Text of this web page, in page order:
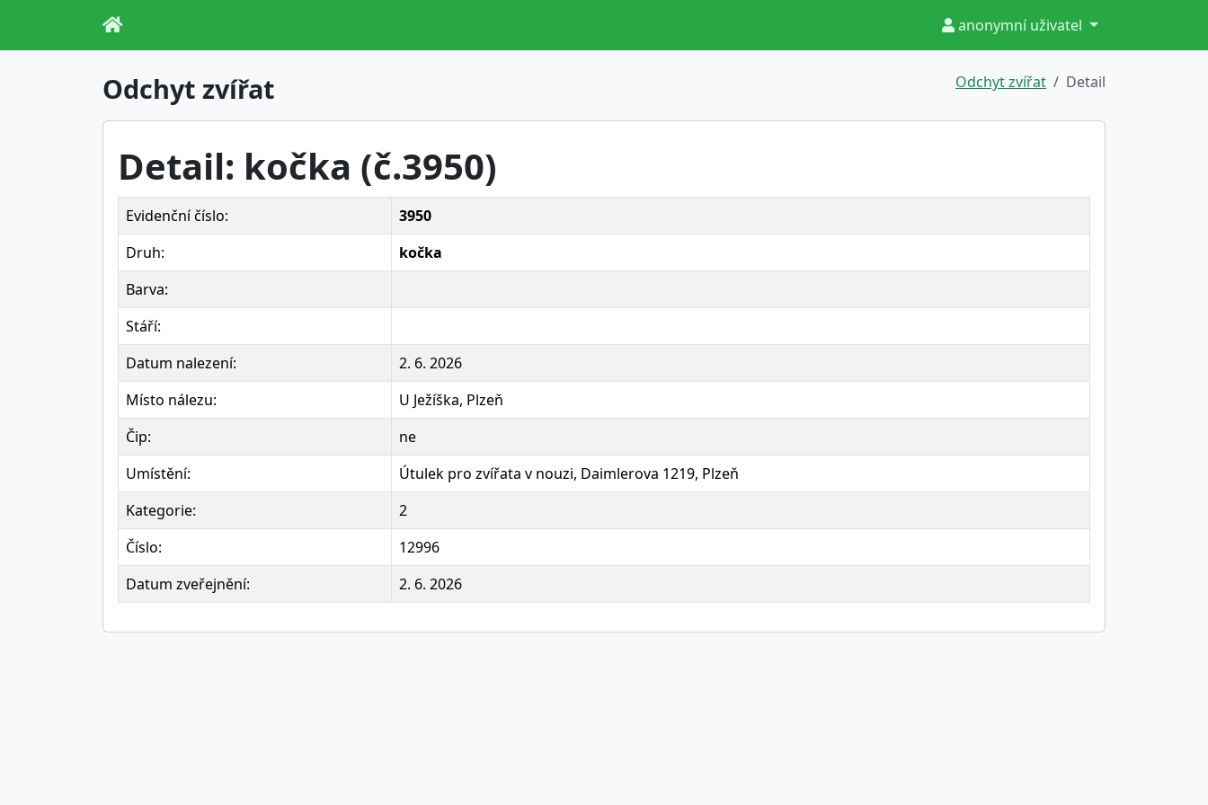
anonymní uživatel
Odchyt zvířat Odchyt zvířat Detail
Detail: kočka (č.3950)
Evidenční číslo:
3950
Druh:
kočka
Barva:
Stáří:
Datum nalezení:
2. 6. 2026
Místo nálezu:
U Ježíška, Plzeň
Čip:
ne
Umístění:
Útulek pro zvířata v nouzi, Daimlerova 1219, Plzeň
Kategorie:
2
Číslo:
12996
Datum zveřejnění:
2. 6. 2026